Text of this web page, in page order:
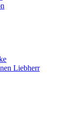
Liebherr